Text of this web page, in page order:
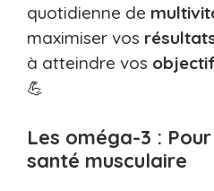
quotidienne de
maximiser vos
à atteindre vos
💪
Les oméga-3 :
santé musculaire